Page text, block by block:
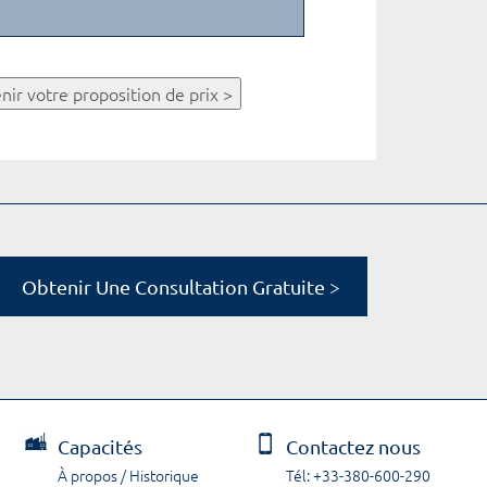
votre proposition de prix >
Obtenir Une Consultation Gratuite >
Capacités
À propos / Historique
Contactez nous
Tél: +33-380-600-290